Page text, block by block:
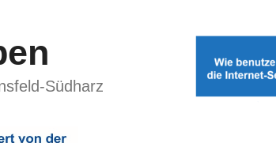
Südharz